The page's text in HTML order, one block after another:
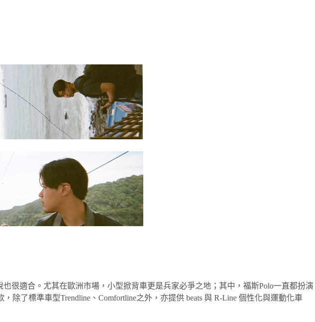
很適合。尤其在歐洲市場，小型掀背車更是兵家必爭之地；其中，福斯Polo一直都扮演
除了標準車型Trendline、Comfortline之外，亦提供 beats 與 R-Line 個性化與運動化車